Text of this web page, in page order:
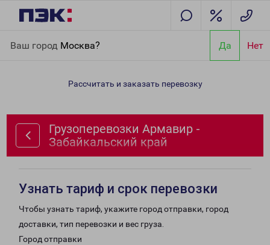
Ваш город Москва? Да Нет
Забайкальский край
Рассчитать и заказать перевозку
Грузоперевозки Армавир -
Забайкальский край
Узнать тариф и срок перевозки
Чтобы узнать тариф, укажите город отправки, город
доставки, тип перевозки и вес груза.
Город отправки